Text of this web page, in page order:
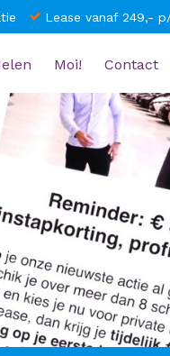
Lease vanaf 249,-
Moi! Contact